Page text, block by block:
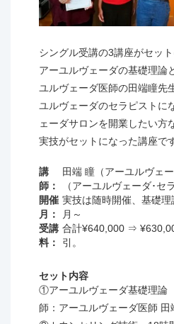
● AMAJ基礎理論講座修了者。
● 日本アーユルヴェーダ学会
● 上記に並ぶアーユルヴェー
ており、
アーユルヴェーダ･セラピスト
験があること。
※上記に並ぶ資格をお持ちの
オル2枚が必要です。
●シローダーラ実習ではフェイ
講座の流れ
１．アビヤンガ 32時間（16
２．シローアビヤンガ 8時間
３．フェイシャル 8時間（4
４．シローダーラ 6時間（3
す。
全講座終了後にAMAJ発行の
す。
※詳細は予告なく変更となる
セラピスト役とモデル役を交
いますので、人数が2人集ま
の随時開催となりますので、
シングル受講の3講座がセッ
アーユルヴェーダの基礎理論
ユルヴェーダ医師の田端瞳先
ユルヴェーダのセラピストに
ェーダサロンを開業したい方
実技がセットになった講座で
講
師：
田端 瞳（アーユルヴェ
（アーユルヴェーダ･セ
開催
月：
実技は随時開催、基礎
月～
受講
料：
合計¥640,000 ⇒
引。
セット内容
①アーユルヴェーダ基礎理
師：アーユルヴェーダ医師 田